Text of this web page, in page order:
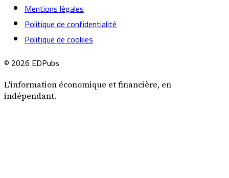
Mentions légales
Politique de confidentialité
Politique de cookies
© 2026 EDPubs
L'information économique et financière, en
indépendant.